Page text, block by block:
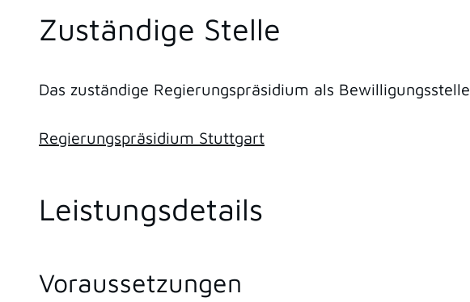
Zuständige Stelle
Das zuständige Regierungspräsidium als Bewilligungsstelle
Regierungspräsidium Stuttgart
Leistungsdetails
Voraussetzungen